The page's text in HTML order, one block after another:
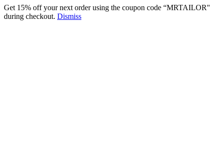
Get 15% off your next order using the coupon code “MRTAILOR"
during checkout. Dismiss